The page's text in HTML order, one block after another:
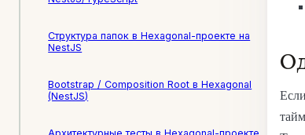
Структура папок в Hexagonal-проекте на
NestJS
Bootstrap / Composition Root в Hexagonal
(NestJS)